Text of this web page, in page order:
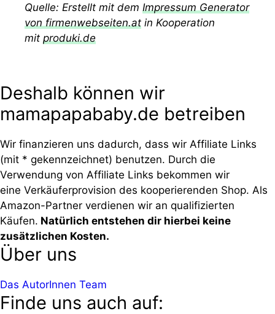
Quelle: Erstellt mit dem Impressum Generator
von firmenwebseiten.at in Kooperation
mit produki.de
Deshalb können wir
mamapapababy.de betreiben
Wir finanzieren uns dadurch, dass wir Affiliate Links
(mit * gekennzeichnet) benutzen. Durch die
Verwendung von Affiliate Links bekommen wir
eine Verkäuferprovision des kooperierenden Shop. Als
Amazon-Partner verdienen wir an qualifizierten
Käufen. Natürlich entstehen dir hierbei keine
zusätzlichen Kosten.
Über uns
Das AutorInnen Team
Finde uns auch auf: